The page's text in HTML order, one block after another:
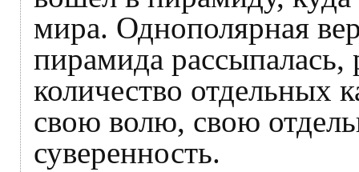
мира. Однополярная
пирамида рассыпалась,
количество отдельных
свою волю, свою
суверенность.